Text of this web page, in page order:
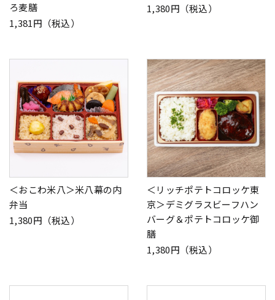
ろ麦膳
1,381円（税込）
1,380円（税込）
＜おこわ米八＞米八幕の内
弁当
1,380円（税込）
＜リッチポテトコロッケ東
京＞デミグラスビーフハン
バーグ＆ポテトコロッケ御
膳
1,380円（税込）